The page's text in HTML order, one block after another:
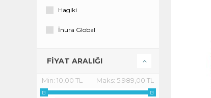
Hagiki
İnura Global
Private
FİYAT ARALIĞI
Min: 10,00 TL Maks: 5.989,00 TL